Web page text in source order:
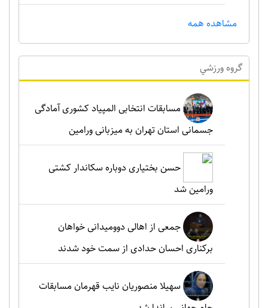
مشاهده همه
گروه ورزشي
مسابقات انتخابی المپیاد کشوری آمادگی
جسمانی استان تهران به میزبانی ورامین
حسن بختیاری دوباره سکاندار کشتی
ورامین شد
جمعی از اهالی دوومیدانی خواهان
برکناری احسان حدادی از سمت خود شدند
سهیلا منصوریان نایب قهرمان مسابقات